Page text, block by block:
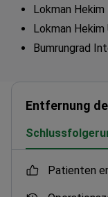
Lokman
Lokman
Bumrungrad
Entfernung
Patienten